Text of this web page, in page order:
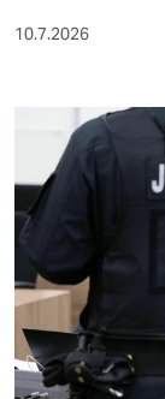
10.7.2026